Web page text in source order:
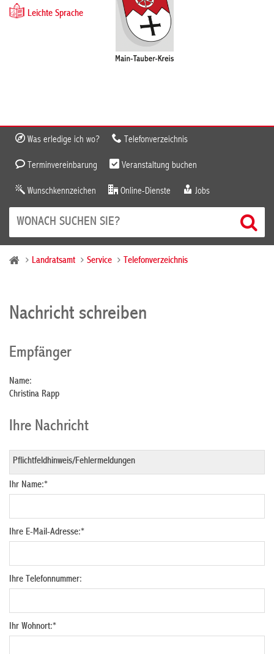
Leichte Sprache
Was erledige ich wo? Telefonverzeichnis
Terminvereinbarung Veranstaltung buchen
Wunschkennzeichen Online-Dienste Jobs
Landratsamt Service Telefonverzeichnis
Nachricht schreiben
Empfänger
Name:
Christina Rapp
Ihre Nachricht
Ihr Name:*
Ihre E-Mail-Adresse:*
Ihre Telefonnummer:
Ihr Wohnort:*